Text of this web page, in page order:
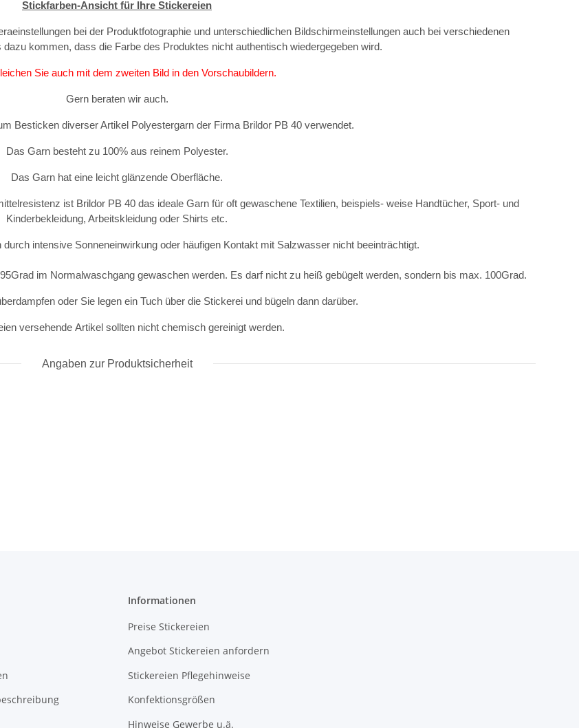
Stickfarben-Ansicht für Ihre Stickereien
bei der Produktfotographie und unterschiedlichen Bildschirmeinstellungen auch bei verschiedenen
dazu kommen, dass die Farbe des Produktes nicht authentisch wiedergegeben wird.
Sie auch mit dem zweiten Bild in den Vorschaubildern.
Gern beraten wir auch.
Besticken diverser Artikel Polyestergarn der Firma Brildor PB 40 verwendet.
Das Garn besteht zu 100% aus reinem Polyester.
Das Garn hat eine leicht glänzende Oberfläche.
ist Brildor PB 40 das ideale Garn für oft gewaschene Textilien, beispiels- weise Handtücher, Sport- und
Kinderbekleidung, Arbeitskleidung oder Shirts etc.
intensive Sonneneinwirkung oder häufigen Kontakt mit Salzwasser nicht beeinträchtigt.
im Normalwaschgang gewaschen werden. Es darf nicht zu heiß gebügelt werden, sondern bis max. 100Grad.
oder Sie legen ein Tuch über die Stickerei und bügeln dann darüber.
versehende Artikel sollten nicht chemisch gereinigt werden.
Angaben zur Produktsicherheit
Informationen
Preise Stickereien
Angebot Stickereien anfordern
Stickereien Pflegehinweise
Konfektionsgrößen
Hinweise Gewerbe u.ä.